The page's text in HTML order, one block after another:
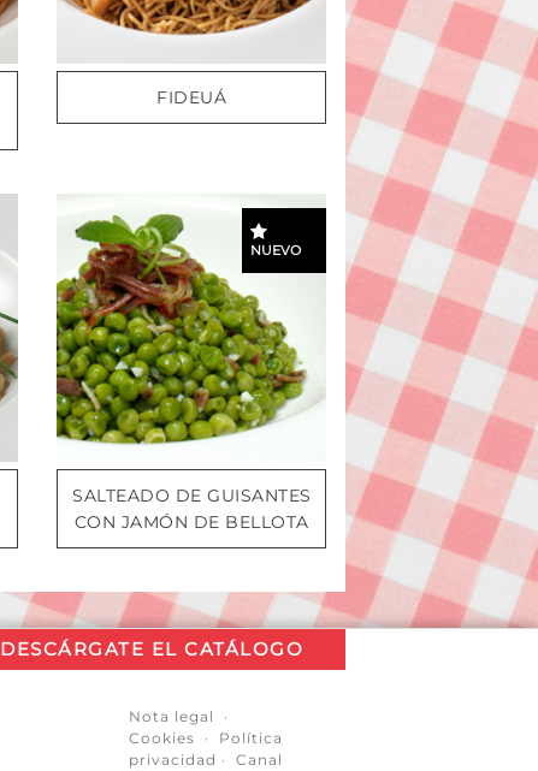
FIDEUÁ
SALTEADO DE GUISANTES
CON JAMÓN DE BELLOTA
NUEVO
DESCÁRGATE EL CATÁLOGO
Nota legal
·
Cookies · Política
privacidad · Canal